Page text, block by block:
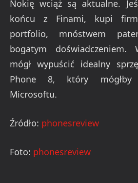
Nokię wciąż są aktualne.
końcu z Finami, kupi
portfolio, mnóstwem
bogatym doświadczeniem.
mógł wypuścić idealny
Phone 8, który mógłby
Microsoftu.
Źródło: phonesreview
Foto: phonesreview